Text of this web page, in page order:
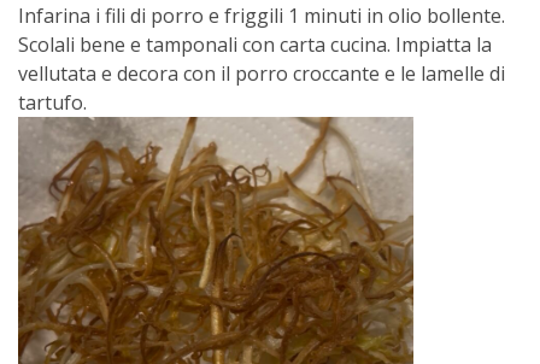
Infarina i fili di porro e friggili 1 minuti in olio bollente.
Scolali bene e tamponali con carta cucina. Impiatta la
vellutata e decora con il porro croccante e le lamelle di
tartufo.